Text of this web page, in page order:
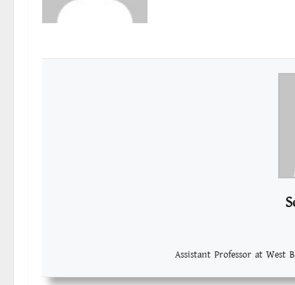
Assistant Professor at West